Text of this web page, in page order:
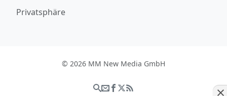
Privatsphäre
© 2026 MM New Media GmbH